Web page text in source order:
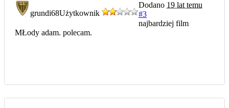
grundi68Użytkownik
Dodano 19 lat temu
#3
najbardziej film
MŁody adam. polecam.